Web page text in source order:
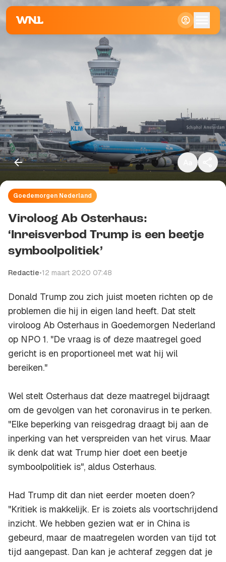
Klein
Standaard
Groot
Goedemorgen Nederland
Viroloog Ab Osterhaus:
‘Inreisverbod Trump is een beetje
symboolpolitiek’
Redactie•12 maart 2020 07:48
Donald Trump zou zich juist moeten richten op de
problemen die hij in eigen land heeft. Dat stelt
viroloog Ab Osterhaus in Goedemorgen Nederland
op NPO 1. "De vraag is of deze maatregel goed
gericht is en proportioneel met wat hij wil
bereiken."
Wel stelt Osterhaus dat deze maatregel bijdraagt
om de gevolgen van het coronavirus in te perken.
"Elke beperking van reisgedrag draagt bij aan de
inperking van het verspreiden van het virus. Maar
ik denk dat wat Trump hier doet een beetje
symboolpolitiek is", aldus Osterhaus.
Had Trump dit dan niet eerder moeten doen?
"Kritiek is makkelijk. Er is zoiets als voortschrijdend
inzicht. We hebben gezien wat er in China is
gebeurd, maar de maatregelen worden van tijd tot
tijd aangepast. Dan kan je achteraf zeggen dat je